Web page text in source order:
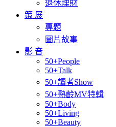
退休理財
策 展
專題
圖片故事
影 音
50+People
50+Talk
50+讀者Show
50+熟齡MV特輯
50+Body
50+Living
50+Beauty